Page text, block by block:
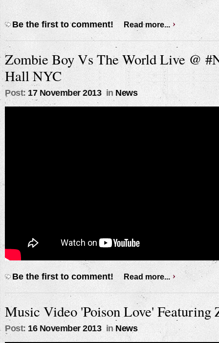
Be the first to comment! Read more...
Zombie Boy Vs The World Live @
Hall NYC
Post:17 November 2013 in News
Be the first to comment! Read more...
Music Video 'Poison Love' Featuring
Post: 16 November 2013 in News